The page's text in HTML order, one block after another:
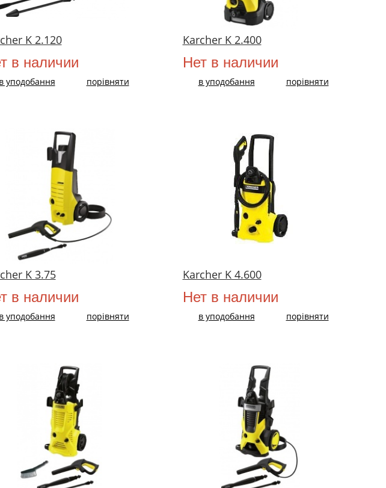
K 2.120
в наличии
в уподобання порівняти
Karcher K 2.400
Нет в наличии
в уподобання порівняти
K 3.75
в наличии
в уподобання порівняти
Karcher K 4.600
Нет в наличии
в уподобання порівняти